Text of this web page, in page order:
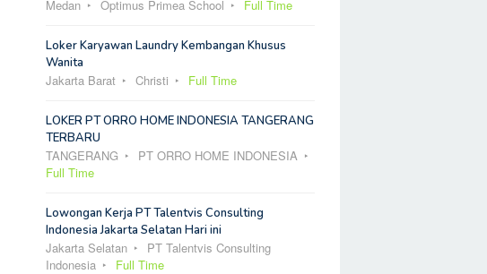
Medan Optimus Primea School Full Time
Loker Karyawan Laundry Kembangan Khusus
Wanita
Jakarta Barat Christi Full Time
LOKER PT ORRO HOME INDONESIA TANGERANG
TERBARU
TANGERANG
PT ORRO HOME INDONESIA
Full Time
Lowongan Kerja PT Talentvis Consulting
Indonesia Jakarta Selatan Hari ini
Jakarta Selatan
PT Talentvis Consulting
Indonesia
Full Time